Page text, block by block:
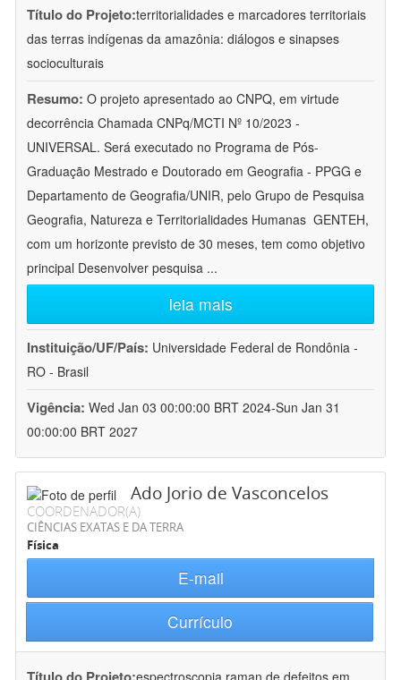
Título do Projeto:territorialidades e marcadores territoriais
das terras indígenas da amazônia: diálogos e sinapses
socioculturais
Resumo: O projeto apresentado ao CNPQ, em virtude
decorrência Chamada CNPq/MCTI Nº 10/2023 -
UNIVERSAL. Será executado no Programa de Pós-
Graduação Mestrado e Doutorado em Geografia - PPGG e
Departamento de Geografia/UNIR, pelo Grupo de Pesquisa
Geografia, Natureza e Territorialidades Humanas  GENTEH,
com um horizonte previsto de 30 meses, tem como objetivo
principal Desenvolver pesquisa ...
leia mais
Instituição/UF/País: Universidade Federal de Rondônia -
RO - Brasil
Vigência: Wed Jan 03 00:00:00 BRT 2024-Sun Jan 31
00:00:00 BRT 2027
Ado Jorio de Vasconcelos
COORDENADOR(A)
CIÊNCIAS EXATAS E DA TERRA
Física
E-mail
Currículo